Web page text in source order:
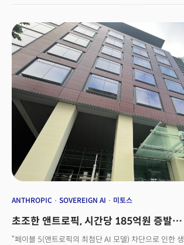
GPT-5.6은 미국 정부가 한때 외국인의 사용을 제한했
성능을 자랑하는 AI 모델이다. 미국 프런티어(frontier,
유료로 제공하는 최고 성능 모델과 대등한 수준의 모델
있는 오픈웨이트(Open-weights, 공개 가중치)로 풀었다
(token, AI가 생성·처리하는 데이터의 최소 단위) 경제
예상된다.
ANTHROPIC SOVEREIGN AI 미토스
초조한 앤트로픽, 시간당 185억원 증발
“페이블 5(앤트로픽의 최첨단 AI 모델) 차단으로 인한